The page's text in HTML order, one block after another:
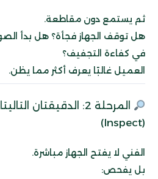
ثم يستمع دون مقاطعة.
هل توقف الجهاز فجأة؟ هل بدأ
في كفاءة التجفيف؟
العميل غالبًا يعرف أكثر مما يظن.
المرحلة 2: الدقيقتان
(Inspect)
الفني لا يفتح الجهاز مباشرة.
بل يفحص: